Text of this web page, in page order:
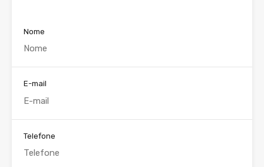
Nome
E-mail
Telefone